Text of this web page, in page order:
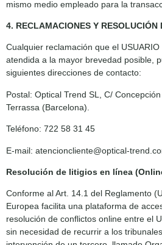
mismo medio empleado para la
4. RECLAMACIONES Y RESOLUCIÓN
Cualquier reclamación que el
atendida a la mayor brevedad posible,
siguientes direcciones de contacto:
Postal: Optical Trend SL, C/
Terrassa (Barcelona).
Teléfono: 722 58 31 45
E-mail: atencioncliente@optical-
Resolución de litigios en línea
Conforme al Art. 14.1 del Reglamento
Europea facilita una plataforma de
resolución de conflictos online entre el
sin necesidad de recurrir a los